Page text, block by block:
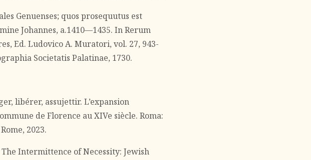
Genuenses; quos prosequutus est
Johannes, a.1410—1435. In Rerum
Ed. Ludovico A. Muratori, vol. 27, 943-
Societatis Palatinae, 1730.
libérer, assujettir. L’expansion
de Florence au XIVe siècle. Roma:
2023.
Intermittence of Necessity: Jewish